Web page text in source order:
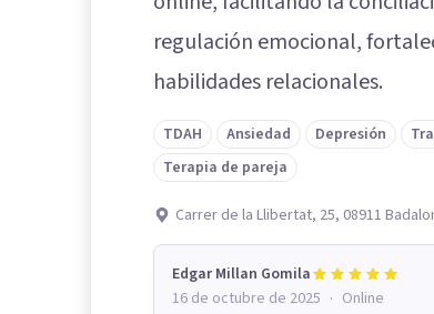
regulación emocional,
habilidades relacionales.
TDAH Ansiedad Depresión
Terapia de pareja
Carrer de la Llibertat, 25, 08911
Edgar Millan Gomila
16 de octubre de 2025 · Online